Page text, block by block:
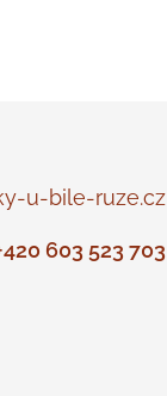
u-bile-ruze.cz
603 523 703